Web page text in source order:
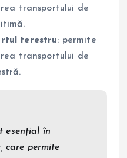
transportului de
terestru: permite
transportului de
esențial în
care permite